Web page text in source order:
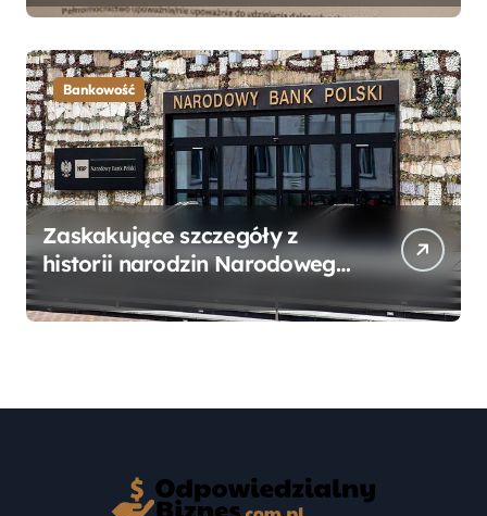
Przewodnik
Bankowość
Zaskakujące szczegóły z
historii narodzin Narodowego
mogłeś nie wiedzieć